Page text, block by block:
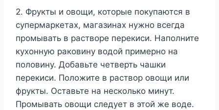
2. Фрукты и овощи, которые покупаются в
супермаркетах, магазинах нужно всегда
промывать в растворе перекиси. Наполните
кухонную раковину водой примерно на
половину. Добавьте четверть чашки
перекиси. Положите в раствор овощи или
фрукты. Оставьте на несколько минут.
Промывать овощи следует в этой же воде.